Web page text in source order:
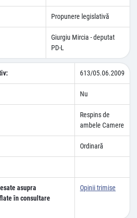
Propunere legislativă
Giurgiu Mircia - deputat
PD-L
613/05.06.2009
Nu
Respins de
ambele Camere
Ordinară
asupra
în consultare
Opinii trimise